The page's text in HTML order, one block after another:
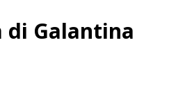
di Galantina